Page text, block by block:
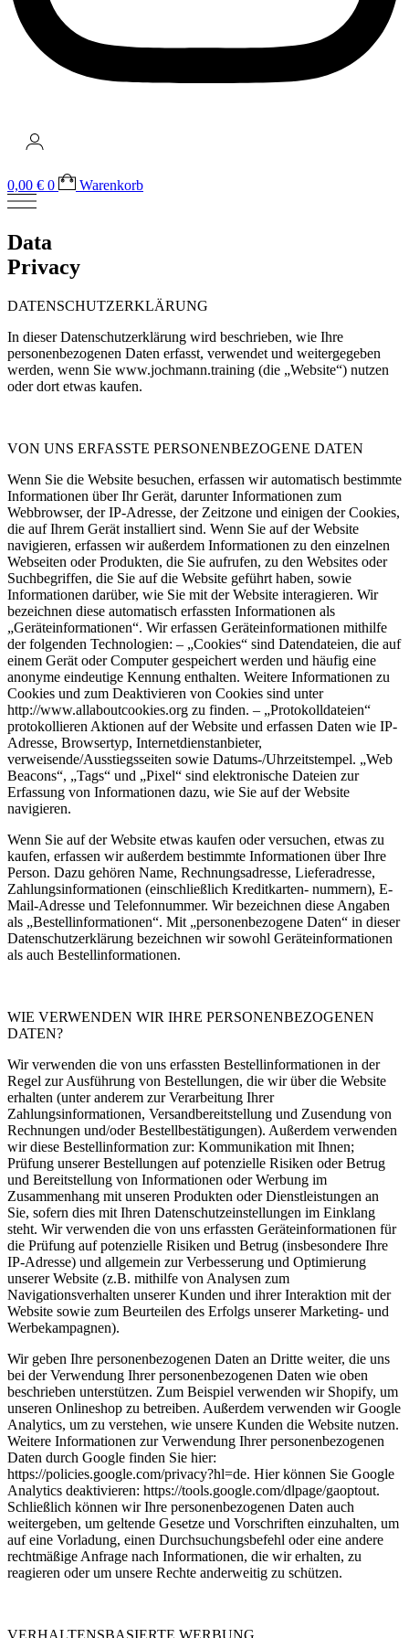
0,00 € 0 Warenkorb
Data
Privacy
DATENSCHUTZERKLÄRUNG
In dieser Datenschutzerklärung wird beschrieben, wie Ihre
personenbezogenen Daten erfasst, verwendet und weitergegeben
werden, wenn Sie www.jochmann.training (die „Website“) nutzen
oder dort etwas kaufen.
VON UNS ERFASSTE PERSONENBEZOGENE DATEN
Wenn Sie die Website besuchen, erfassen wir automatisch bestimmte
Informationen über Ihr Gerät, darunter Informationen zum
Webbrowser, der IP-Adresse, der Zeitzone und einigen der Cookies,
die auf Ihrem Gerät installiert sind. Wenn Sie auf der Website
navigieren, erfassen wir außerdem Informationen zu den einzelnen
Webseiten oder Produkten, die Sie aufrufen, zu den Websites oder
Suchbegriffen, die Sie auf die Website geführt haben, sowie
Informationen darüber, wie Sie mit der Website interagieren. Wir
bezeichnen diese automatisch erfassten Informationen als
„Geräteinformationen“. Wir erfassen Geräteinformationen mithilfe
der folgenden Technologien: – „Cookies“ sind Datendateien, die auf
einem Gerät oder Computer gespeichert werden und häufig eine
anonyme eindeutige Kennung enthalten. Weitere Informationen zu
Cookies und zum Deaktivieren von Cookies sind unter
http://www.allaboutcookies.org zu finden. – „Protokolldateien“
protokollieren Aktionen auf der Website und erfassen Daten wie IP-
Adresse, Browsertyp, Internetdienstanbieter,
verweisende/Ausstiegsseiten sowie Datums-/Uhrzeitstempel. „Web
Beacons“, „Tags“ und „Pixel“ sind elektronische Dateien zur
Erfassung von Informationen dazu, wie Sie auf der Website
navigieren.
Wenn Sie auf der Website etwas kaufen oder versuchen, etwas zu
kaufen, erfassen wir außerdem bestimmte Informationen über Ihre
Person. Dazu gehören Name, Rechnungsadresse, Lieferadresse,
Zahlungsinformationen (einschließlich Kreditkarten- nummern), E-
Mail-Adresse und Telefonnummer. Wir bezeichnen diese Angaben
als „Bestellinformationen“. Mit „personenbezogene Daten“ in dieser
Datenschutzerklärung bezeichnen wir sowohl Geräteinformationen
als auch Bestellinformationen.
WIE VERWENDEN WIR IHRE PERSONENBEZOGENEN
DATEN?
Wir verwenden die von uns erfassten Bestellinformationen in der
Regel zur Ausführung von Bestellungen, die wir über die Website
erhalten (unter anderem zur Verarbeitung Ihrer
Zahlungsinformationen, Versandbereitstellung und Zusendung von
Rechnungen und/oder Bestellbestätigungen). Außerdem verwenden
wir diese Bestellinformation zur: Kommunikation mit Ihnen;
Prüfung unserer Bestellungen auf potenzielle Risiken oder Betrug
und Bereitstellung von Informationen oder Werbung im
Zusammenhang mit unseren Produkten oder Dienstleistungen an
Sie, sofern dies mit Ihren Datenschutzeinstellungen im Einklang
steht. Wir verwenden die von uns erfassten Geräteinformationen für
die Prüfung auf potenzielle Risiken und Betrug (insbesondere Ihre
IP-Adresse) und allgemein zur Verbesserung und Optimierung
unserer Website (z.B. mithilfe von Analysen zum
Navigationsverhalten unserer Kunden und ihrer Interaktion mit der
Website sowie zum Beurteilen des Erfolgs unserer Marketing- und
Werbekampagnen).
Wir geben Ihre personenbezogenen Daten an Dritte weiter, die uns
bei der Verwendung Ihrer personenbezogenen Daten wie oben
beschrieben unterstützen. Zum Beispiel verwenden wir Shopify, um
unseren Onlineshop zu betreiben. Außerdem verwenden wir Google
Analytics, um zu verstehen, wie unsere Kunden die Website nutzen.
Weitere Informationen zur Verwendung Ihrer personenbezogenen
Daten durch Google finden Sie hier:
https://policies.google.com/privacy?hl=de. Hier können Sie Google
Analytics deaktivieren: https://tools.google.com/dlpage/gaoptout.
Schließlich können wir Ihre personenbezogenen Daten auch
weitergeben, um geltende Gesetze und Vorschriften einzuhalten, um
auf eine Vorladung, einen Durchsuchungsbefehl oder eine andere
rechtmäßige Anfrage nach Informationen, die wir erhalten, zu
reagieren oder um unsere Rechte anderweitig zu schützen.
VERHALTENSBASIERTE WERBUNG